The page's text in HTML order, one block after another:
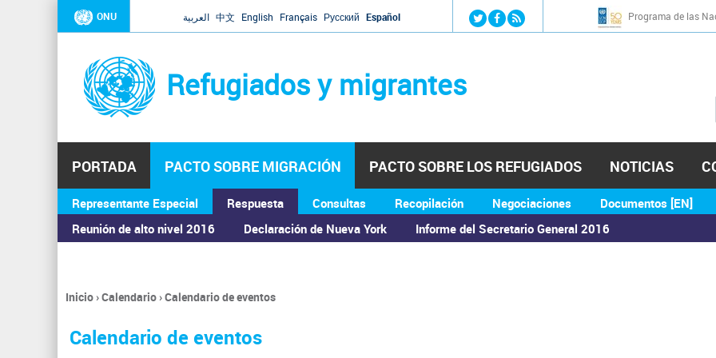
Jump to navigation
ONU العربية 中文 English Français Русский Español Programa de las
Refugiados y migrantes
PORTADA PACTO SOBRE MIGRACIÓN
Representante Especial
Respuesta
Reunión de alto nivel 2016
Declaración de Nueva York Informe del Secretario General 2016
Consultas Recopilación Negociaciones Documentos [EN]
PACTO SOBRE LOS REFUGIADOS NOTICIAS
ASAMBLEA GENERAL
Se
encuentra
usted
Inicio›Calendario›Calendario de eventos
Calendario de eventos